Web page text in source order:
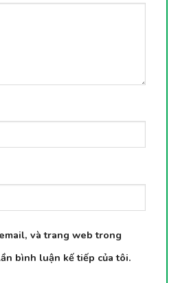
và trang web trong
bình luận kế tiếp của tôi.